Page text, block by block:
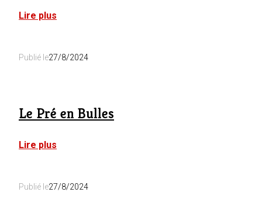
Lire plus
Saule
Publié le27/8/2024
Le Pré en Bulles
Lire plus
Bulles
Publié le27/8/2024